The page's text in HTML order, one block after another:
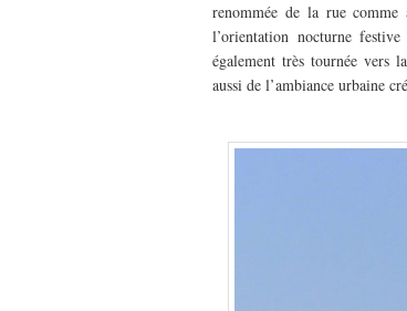
renommée de la rue comme
l’orientation nocturne
également très tournée vers
aussi de l’ambiance urbaine